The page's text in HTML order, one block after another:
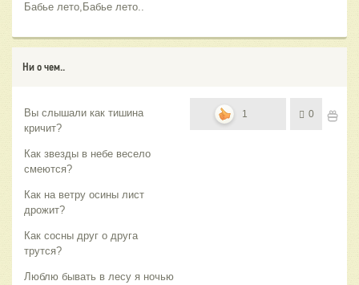
Бабье лето,Бабье лето..
Ни о чем..
Вы слышали как тишина
кричит?
Как звезды в небе весело
смеются?
Как на ветру осины лист
дрожит?
Как сосны друг о друга
трутся?
Люблю бывать в лесу я ночью
1 0